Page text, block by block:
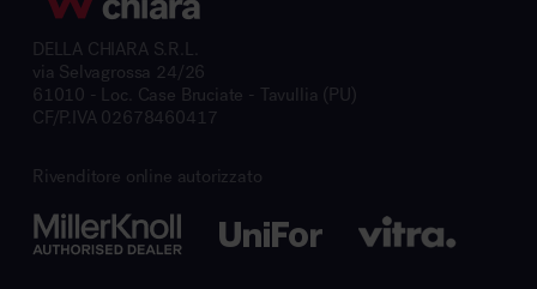
DELLA CHIARA S.R.L.
via Selvagrossa 24/26
61010 - Loc. Case Bruciate - Tavullia (PU)
CF/P.IVA 02678460417
Rivenditore online autorizzato